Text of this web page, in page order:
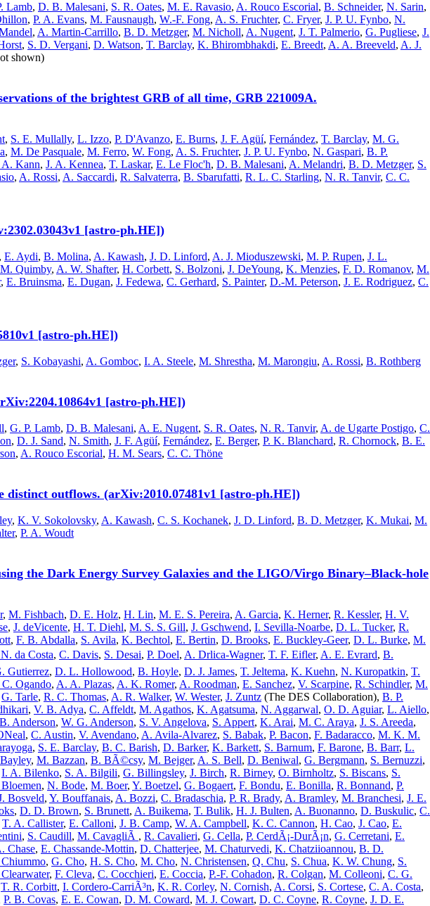
Lamb, D. B. Malesani, S. R. Oates, M. E. Ravasio, A. Rouco Escorial, B. Schneider, N. Sarin,
, P. A. Evans, M. Fausnaugh, W.-F. Fong, A. S. Fruchter, C. Fryer, J. P. U. Fynbo, N.
, A. Martin-Carrillo, B. D. Metzger, M. Nicholl, A. Nugent, J. T. Palmerio, G. Pugliese, J.
, S. D. Vergani, D. Watson, T. Barclay, K. Bhirombhakdi, E. Breedt, A. A. Breeveld, A. J.
shown)
of the brightest GRB of all time, GRB 221009A.
, S. E. Mullally, L. Izzo, P. D'Avanzo, E. Burns, J. F. Agüí, Fernández, T. Barclay, M. G.
, M. De Pasquale, M. Ferro, W. Fong, A. S. Fruchter, J. P. U. Fynbo, N. Gaspari, B. P.
Kann, J. A. Kennea, T. Laskar, E. Le Floc'h, D. B. Malesani, A. Melandri, B. D. Metzger, S.
, A. Rossi, A. Saccardi, R. Salvaterra, B. Sbarufatti, R. L. C. Starling, N. R. Tanvir, C. C.
[astro-ph.HE])
, E. Aydi, B. Molina, A. Kawash, J. D. Linford, A. J. Mioduszewski, M. P. Rupen, J. L.
Quimby, A. W. Shafter, H. Corbett, S. Bolzoni, J. DeYoung, K. Menzies, F. D. Romanov, M.
, E. Bruinsma, E. Dugan, J. Fedewa, C. Gerhard, S. Painter, D.-M. Peterson, J. E. Rodriguez, C.
[astro-ph.HE])
, S. Kobayashi, A. Gomboc, I. A. Steele, M. Shrestha, M. Marongiu, A. Rossi, B. Rothberg
[astro-ph.HE])
, G. P. Lamb, D. B. Malesani, A. E. Nugent, S. R. Oates, N. R. Tanvir, A. de Ugarte Postigo, C.
, D. J. Sand, N. Smith, J. F. Agüí, Fernández, E. Berger, P. K. Blanchard, R. Chornock, B. E.
, A. Rouco Escorial, H. M. Sears, C. C. Thöne
distinct outflows. (arXiv:2010.07481v1 [astro-ph.HE])
, K. V. Sokolovsky, A. Kawash, C. S. Kochanek, J. D. Linford, B. D. Metzger, K. Mukai, M.
, P. A. Woudt
the Dark Energy Survey Galaxies and the LIGO/Virgo Binary–Black-hole
, M. Fishbach, D. E. Holz, H. Lin, M. E. S. Pereira, A. Garcia, K. Herner, R. Kessler, H. V.
, J. deVicente, H. T. Diehl, M. S. S. Gill, J. Gschwend, I. Sevilla-Noarbe, D. L. Tucker, R.
, F. B. Abdalla, S. Avila, K. Bechtol, E. Bertin, D. Brooks, E. Buckley-Geer, D. L. Burke, M.
da Costa, C. Davis, S. Desai, P. Doel, A. Drlica-Wagner, T. F. Eifler, A. E. Evrard, B.
Gutierrez, D. L. Hollowood, B. Hoyle, D. J. James, T. Jeltema, K. Kuehn, N. Kuropatkin, T.
Ogando, A. A. Plazas, A. K. Romer, A. Roodman, E. Sanchez, V. Scarpine, R. Schindler, M.
G. Tarle, R. C. Thomas, A. R. Walker, W. Wester, J. Zuntz (The DES Collaboration), B. P.
, V. B. Adya, C. Affeldt, M. Agathos, K. Agatsuma, N. Aggarwal, O. D. Aguiar, L. Aiello,
Anderson, W. G. Anderson, S. V. Angelova, S. Appert, K. Arai, M. C. Araya, J. S. Areeda,
, C. Austin, V. Avendano, A. Avila-Alvarez, S. Babak, P. Bacon, F. Badaracco, M. K. M.
, S. E. Barclay, B. C. Barish, D. Barker, K. Barkett, S. Barnum, F. Barone, B. Barr, L.
, M. Bazzan, B. BÃ©csy, M. Bejger, A. S. Bell, D. Beniwal, G. Bergmann, S. Bernuzzi,
I. A. Bilenko, S. A. Bilgili, G. Billingsley, J. Birch, R. Birney, O. Birnholtz, S. Biscans, S.
Bloemen, N. Bode, M. Boer, Y. Boetzel, G. Bogaert, F. Bondu, E. Bonilla, R. Bonnand, P.
Bosveld, Y. Bouffanais, A. Bozzi, C. Bradaschia, P. R. Brady, A. Bramley, M. Branchesi, J. E.
, D. D. Brown, S. Brunett, A. Buikema, T. Bulik, H. J. Bulten, A. Buonanno, D. Buskulic, C.
T. A. Callister, E. Calloni, J. B. Camp, W. A. Campbell, K. C. Cannon, H. Cao, J. Cao, E.
, S. Caudill, M. CavagliÃ , R. Cavalieri, G. Cella, P. CerdÃ¡-DurÃ¡n, G. Cerretani, E.
Chase, E. Chassande-Mottin, D. Chatterjee, M. Chaturvedi, K. Chatziioannou, B. D.
, G. Cho, H. S. Cho, M. Cho, N. Christensen, Q. Chu, S. Chua, K. W. Chung, S.
Clearwater, F. Cleva, C. Cocchieri, E. Coccia, P.-F. Cohadon, R. Colgan, M. Colleoni, C. G.
T. R. Corbitt, I. Cordero-CarriÃ³n, K. R. Corley, N. Cornish, A. Corsi, S. Cortese, C. A. Costa,
P. B. Covas, E. E. Cowan, D. M. Coward, M. J. Cowart, D. C. Coyne, R. Coyne, J. D. E.